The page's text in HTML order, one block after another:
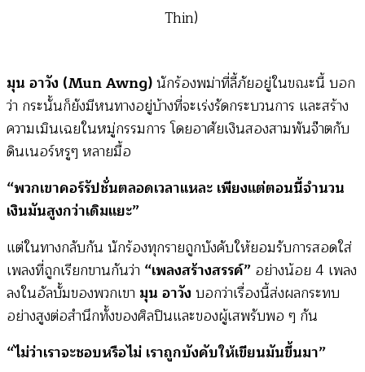
Thin)
มุน อาวัง (Mun Awng)นักร้องพม่าที่ลี้ภัยอยู่ในขณะนี้ บอก
ว่า กระนั้นก็ยังมีหนทางอยู่บ้างที่จะเร่งรัดกระบวนการ และสร้าง
ความเมินเฉยในหมู่กรรมการ โดยอาศัยเงินสองสามพันจ๊าตกับ
ดินเนอร์หรูๆ หลายมื้อ
“พวกเขาคอร์รัปชั่นตลอดเวลาแหละ เพียงแต่ตอนนี้จำนวน
เงินมันสูงกว่าเดิมแยะ”
แต่ในทางกลับกัน นักร้องทุกรายถูกบังคับให้ยอมรับการสอดใส่
เพลงที่ถูกเรียกขานกันว่า “เพลงสร้างสรรค์” อย่างน้อย 4 เพลง
ลงในอัลบั้มของพวกเขา มุน อาวัง บอกว่าเรื่องนี้ส่งผลกระทบ
อย่างสูงต่อสำนึกทั้งของศิลปินและของผู้เสพรับพอ ๆ กัน
“ไม่ว่าเราจะชอบหรือไม่ เราถูกบังคับให้เขียนมันขึ้นมา”